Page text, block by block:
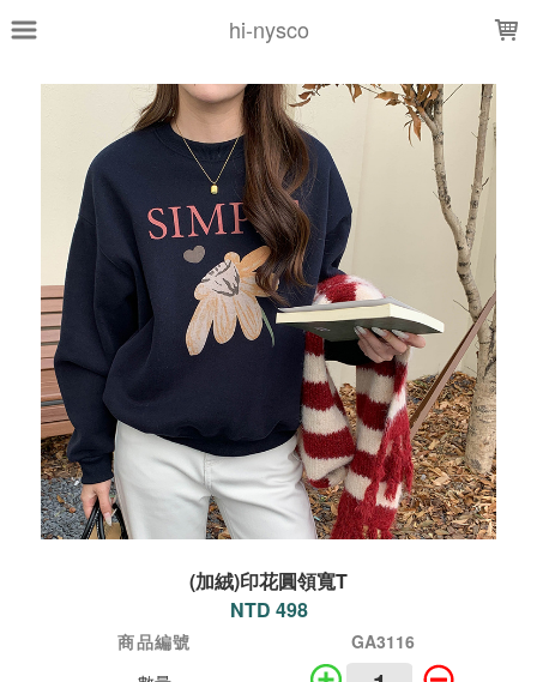
hi-nysco
(加絨)印花圓領寬T
NTD 498
商品編號
GA3116